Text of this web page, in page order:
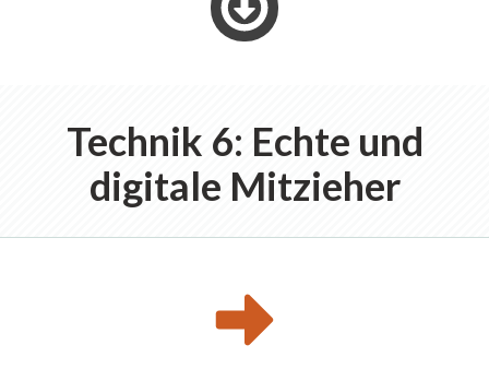
Technik 6: Echte und
digitale Mitzieher